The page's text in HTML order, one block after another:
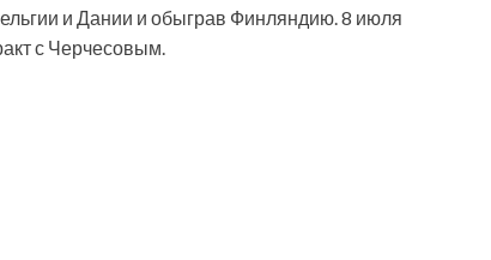
и Дании и обыграв Финляндию. 8 июля
с Черчесовым.